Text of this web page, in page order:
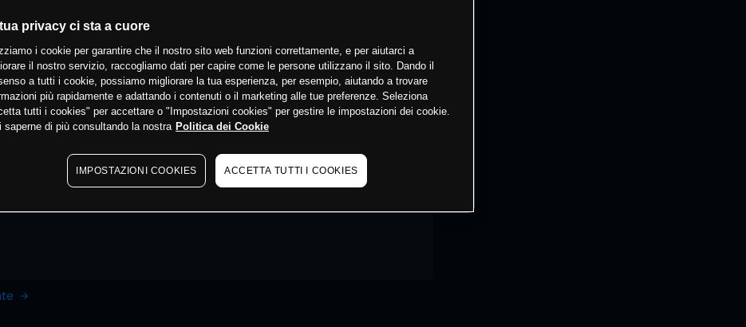
privacy ci sta a cuore
i cookie per garantire che il nostro sito web funzioni correttamente, e per aiutarci a
il nostro servizio, raccogliamo dati per capire come le persone utilizzano il sito. Dando il
a tutti i cookie, possiamo migliorare la tua esperienza, per esempio, aiutando a trovare
più rapidamente e adattando i contenuti o il marketing alle tue preferenze. Seleziona
tutti i cookies" per accettare o "Impostazioni cookies" per gestire le impostazioni dei cookie.
saperne di più consultando la nostra Politica dei Cookie
IMPOSTAZIONI COOKIES ACCETTA TUTTI I COOKIES